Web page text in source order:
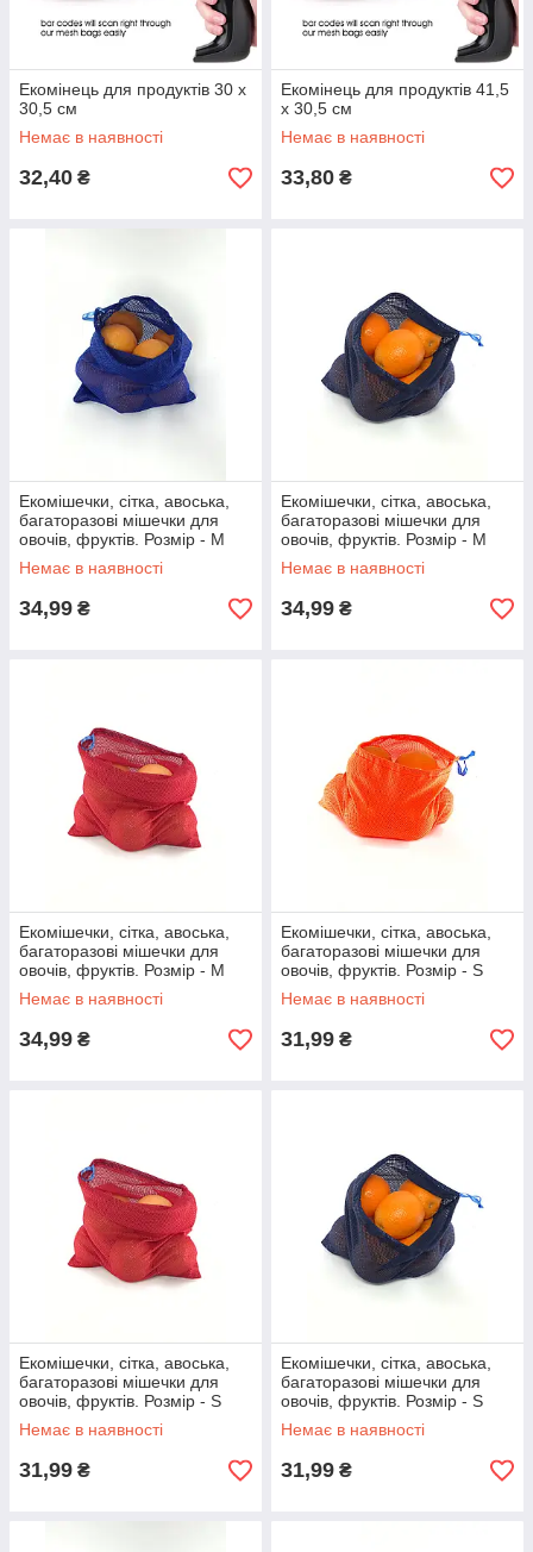
Екомінець для продуктів 30 х
30,5 см
Немає в наявності
32,40 ₴
Екомінець для продуктів 41,5
х 30,5 см
Немає в наявності
33,80 ₴
Екомішечки, сітка, авоська,
багаторазові мішечки для
овочів, фруктів. Розмір - M
(27х24см) синій
Немає в наявності
34,99 ₴
Екомішечки, сітка, авоська,
багаторазові мішечки для
овочів, фруктів. Розмір - M
(27х24см) темно-синій
Немає в наявності
34,99 ₴
Екомішечки, сітка, авоська,
багаторазові мішечки для
овочів, фруктів. Розмір - M
(27х24см) червоний
Немає в наявності
34,99 ₴
Екомішечки, сітка, авоська,
багаторазові мішечки для
овочів, фруктів. Розмір - S
(25х24см) помаранчевий
Немає в наявності
31,99 ₴
Екомішечки, сітка, авоська,
багаторазові мішечки для
овочів, фруктів. Розмір - S
(25х24см) червоний
Немає в наявності
31,99 ₴
Екомішечки, сітка, авоська,
багаторазові мішечки для
овочів, фруктів. Розмір - S
(25х24см) темно-синій
Немає в наявності
31,99 ₴